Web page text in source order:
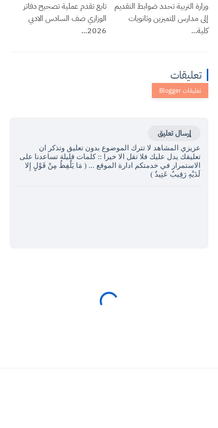
وزارة التربية تحدد ضوابط التقديم
إلى مدارس المتميزين وثانويات
كلية...
تابع تقدم عملية تصحيح دفاتر
الوزاري صف السادس الادبي
2026...
تعليقات
إرسال تعليق
عزيزي المشاهد لا تترك الموضوع بدون تعليق وتذكر ان
تعليقك يدل عليك فلا تقل الا خيرا :: كلمات قليلة تساعدنا على
الاستمرار في خدمتكم ادارة الموقع ... ( مَا يَلْفِظُ مِنْ قَوْلٍ إِلا
لَدَيْهِ رَقِيبٌ عَتِيدٌ )